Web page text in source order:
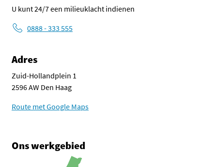
U kunt 24/7 een milieuklacht indienen
0888 - 333 555
Adres
Zuid-Hollandplein 1
2596 AW Den Haag
Route met Google Maps
Ons werkgebied